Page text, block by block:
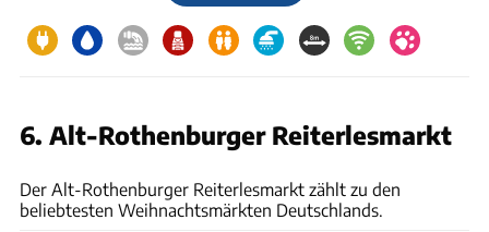
6. Alt-Rothenburger Reiterlesmarkt
Rothenburg Tourismus Service
Der Alt-Rothenburger Reiterlesmarkt zählt zu den
beliebtesten Weihnachtsmärkten Deutschlands.